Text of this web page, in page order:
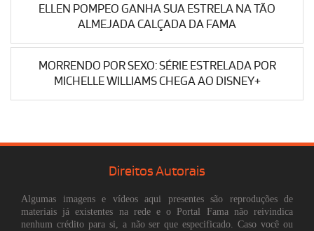
ELLEN POMPEO GANHA SUA ESTRELA NA TÃO
ALMEJADA CALÇADA DA FAMA
MORRENDO POR SEXO: SÉRIE ESTRELADA POR
MICHELLE WILLIAMS CHEGA AO DISNEY+
Direitos Autorais
Algumas imagens e vídeos aqui presentes são reproduções de
materiais já existentes na rede e o Portal Fama não reivindica
nenhum crédito para si, a não ser que especificado. Caso você ou